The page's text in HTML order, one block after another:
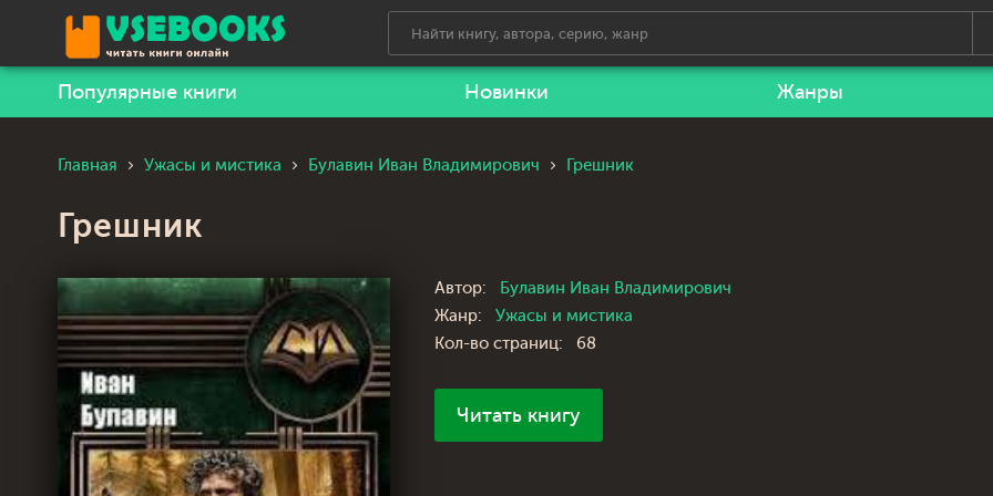
Популярные книги Новинки Жанры
Главная Ужасы и мистика Булавин Иван Владимирович Грешник
Грешник
Автор:
Булавин Иван Владимирович
Жанр:
Ужасы и мистика
Кол-во страниц:
68
Читать книгу